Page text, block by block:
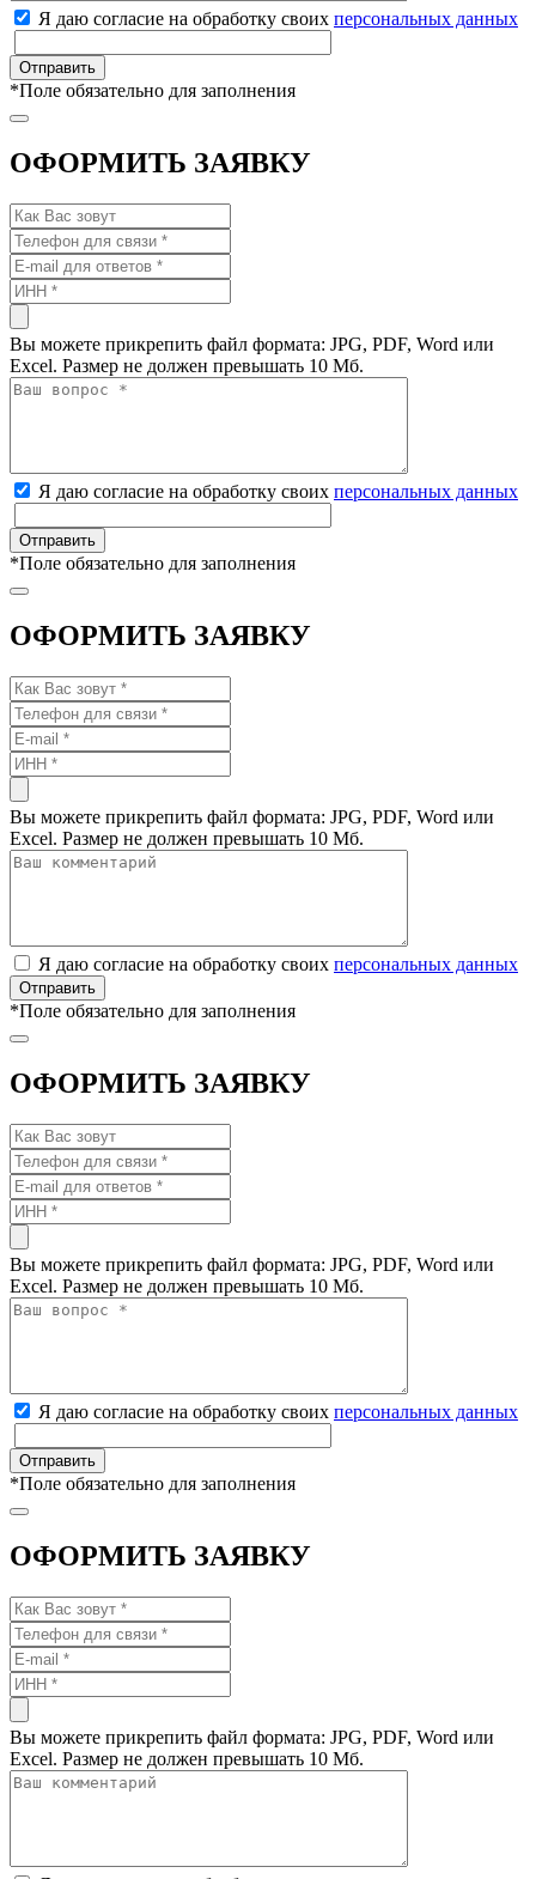
Я даю согласие на обработку своих персональных данных
*Поле обязательно для заполнения
ОФОРМИТЬ ЗАЯВКУ
Вы можете прикрепить файл формата: JPG, PDF, Word или
Excel. Размер не должен превышать 10 Мб.
Я даю согласие на обработку своих персональных данных
*Поле обязательно для заполнения
ОФОРМИТЬ ЗАЯВКУ
Вы можете прикрепить файл формата: JPG, PDF, Word или
Excel. Размер не должен превышать 10 Мб.
Я даю согласие на обработку своих персональных данных
*Поле обязательно для заполнения
ОФОРМИТЬ ЗАЯВКУ
Вы можете прикрепить файл формата: JPG, PDF, Word или
Excel. Размер не должен превышать 10 Мб.
Я даю согласие на обработку своих персональных данных
*Поле обязательно для заполнения
ОФОРМИТЬ ЗАЯВКУ
Вы можете прикрепить файл формата: JPG, PDF, Word или
Excel. Размер не должен превышать 10 Мб.